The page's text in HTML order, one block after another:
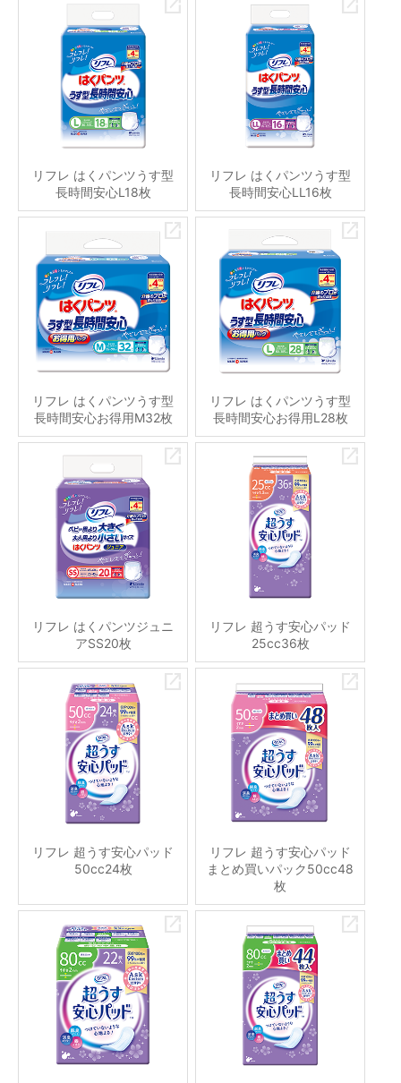
リフレ はくパンツうす型
長時間安心L18枚
リフレ はくパンツうす型
長時間安心LL16枚
リフレ はくパンツうす型
長時間安心お得用M32枚
リフレ はくパンツうす型
長時間安心お得用L28枚
リフレ はくパンツジュニ
アSS20枚
リフレ 超うす安心パッド
25cc36枚
リフレ 超うす安心パッド
50cc24枚
リフレ 超うす安心パッド
まとめ買いパック50cc48
枚